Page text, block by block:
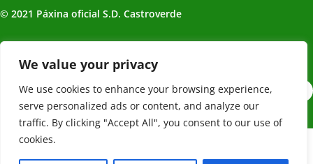
We value your privacy
We use cookies to enhance your browsing experience,
serve personalized ads or content, and analyze our
traffic. By clicking "Accept All", you consent to our use of
cookies.
© 2021 Páxina oficial S.D. Castroverde